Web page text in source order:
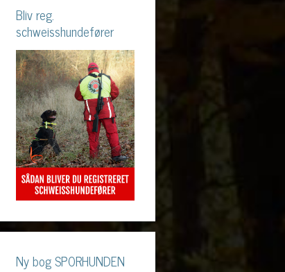
Bliv reg.
schweisshundefører
Ny bog SPORHUNDEN